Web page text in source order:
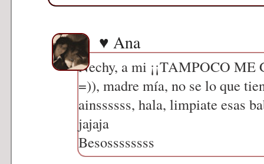
♥ Ana
Nechy, a mi ¡¡TAMPOCO
=)), madre mía, no se lo que
ainssssss, hala, limpiate esas
jajaja
Besossssssss